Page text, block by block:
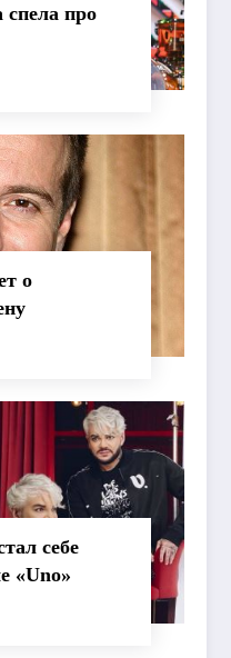
про
о
себе
«Uno»